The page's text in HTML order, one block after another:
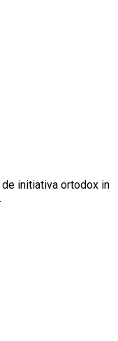
initiativa ortodox in